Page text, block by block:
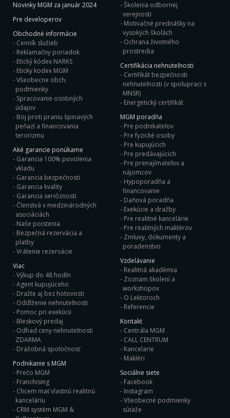
Novinky MGM za január 2024
Pre developerov
Obchodné informácie
Cenník služieb
Reklamačny poriadok
Etický kódex NARKS
Eticky kodex MGM
Všeobecne obch.
podmienky
Spracovanie osobných
údajov
Boj proti praniu špinavých
peňazí a financovania
terorizmu
Aké garancie ponúkame
Garancia 100% povolenia
vkladu
Garancia bezpečnosti
Garancia kvality
Garancia serióznosti
Členstvá v medzinárodných
asociáciách
Naše poistenia
Bezpečná rezervácia a
platby
Vrátenie rezervácie
Viac
Výkup do 48 hodín
Agent kupujúceho
Dražte aj bez hotovosti
Oddlženie nehnuteľnosti
Pomoc pri exekúcii
Bleskový predaj
Odhad ceny nehnuteľnosti
ZDARMA
Dražobná spoločnosť
Podnikanie s MGM
Prečo MGM
Franchising
Chcem mať vlastnú realitnú
kanceláriu
CRM systém MGM &
Školenia odbornej
verejnosti
Motivačné prednášky na
vysokých školách
Ochrana životného
prostredia
Certifikácia nehnuteľnosti
Certifikát bezpečnosti
nehnuteľnosti (v spolupraci s
MNSR)
Energetický certifikát
MGM poradňa
Pre podnikateľov
Pre fyzické osoby
Pre kupujúcich
Pre predávajúcich
Pre prenajímateľov a
nájomcov
Hypoporadňa a
financovanie
Daňová poradňa
Exekúcie a dražby
Pre realitné kancelárie
Pre realitných maklérov
Zmluvy, dokumenty a
poradenstvo
Vzdelávanie
Realitná akadémia
Zoznam školení a
workshopov
O Lektoroch
Referencie
Kontakt
Centrála MGM
CALL CENTRUM
Kancelarie
Makléri
Sociálne siete
Facebook
Instagram
Všeobecné podmienky
súťaže